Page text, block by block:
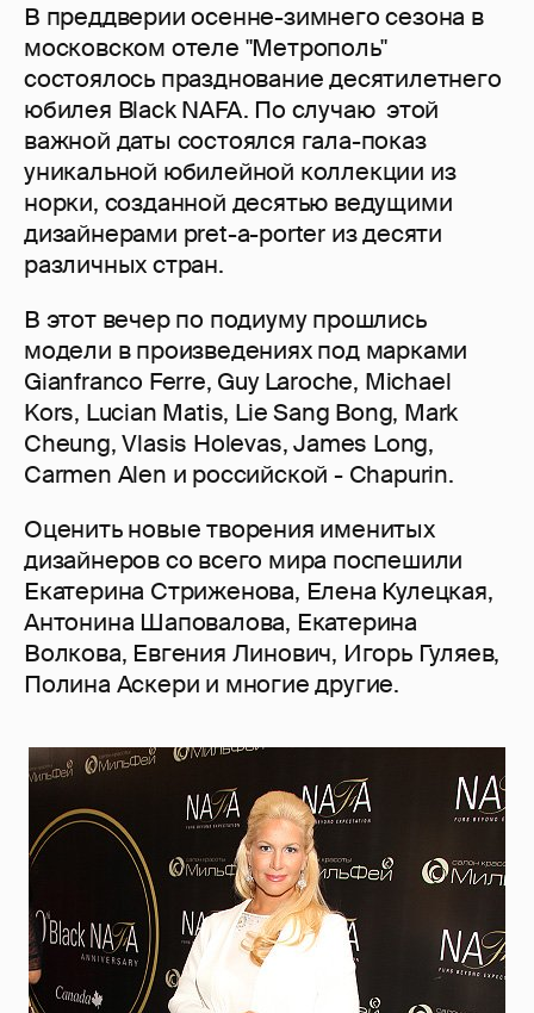
В преддверии осенне-зимнего сезона в
московском отеле "Метрополь"
состоялось празднование десятилетнего
юбилея Black NAFA. По случаю этой
важной даты состоялся гала-показ
уникальной юбилейной коллекции из
норки, созданной десятью ведущими
дизайнерами pret-a-porter из десяти
различных стран.
В этот вечер по подиуму прошлись
модели в произведениях под марками
Gianfranco Ferre, Guy Laroche, Michael
Kors, Lucian Matis, Lie Sang Bong, Mark
Cheung, Vlasis Holevas, James Long,
Carmen Alen и российской - Chapurin.
Оценить новые творения именитых
дизайнеров со всего мира поспешили
Екатерина Стриженова, Елена Кулецкая,
Антонина Шаповалова, Екатерина
Волкова, Евгения Линович, Игорь Гуляев,
Полина Аскери и многие другие.